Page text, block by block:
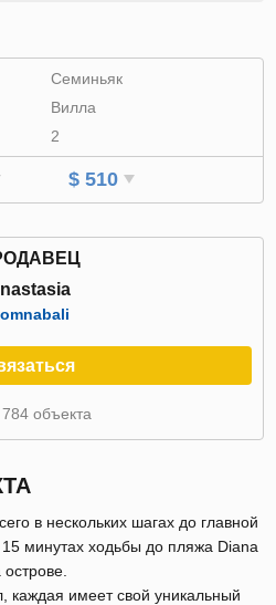
Семиньяк
Вилла
2
$ 510
объекта
в нескольких шагах до главной
минутах ходьбы до пляжа Diana
каждая имеет свой уникальный